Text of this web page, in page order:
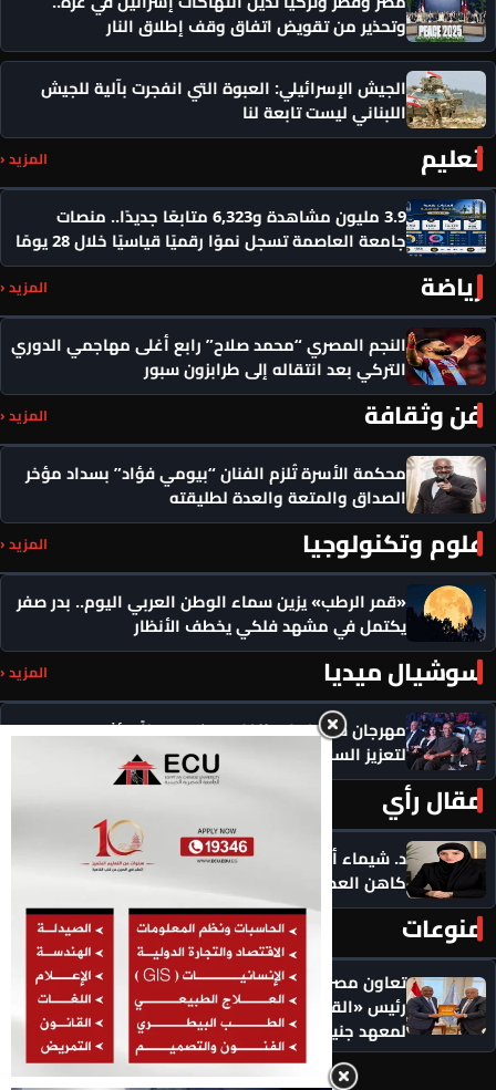
وتحذير من تقويض اتفاق وقف إطلاق النار
الجيش الإسرائيلي: العبوة التي انفجرت بآلية للجيش
اللبناني ليست تابعة لنا
تعليم المزيد ‹
3.9 مليون مشاهدة و6,323 متابعًا جديدًا.. منصات
جامعة العاصمة تسجل نموًا رقميًا قياسيًا خلال 28 يومًا
رياضة المزيد ‹
النجم المصري “محمد صلاح” رابع أغلى مهاجمي الدوري
التركي بعد انتقاله إلى طرابزون سبور
فن وثقافة المزيد ‹
محكمة الأسرة تُلزم الفنان “بيومي فؤاد” بسداد مؤخر
الصداق والمتعة والعدة لطليقته
علوم وتكنولوجيا المزيد ‹
«قمر الرطب» يزين سماء الوطن العربي اليوم.. بدر صفر
يكتمل في مشهد فلكي يخطف الأنظار
سوشيال ميديا المزيد ‹
مهرجان سيمفوني للفنون يكرم رموزاً مؤثرة ويدعو
لتعزيز السلام
مقال رأي
د. شيماء أحمدين تكتب .. حين يصبح الذكاء الاصطناعي
كاهن العصر: هل نستبدل التأمل بالاستهلاك؟
منوعات المزيد ‹
تعاون مصري ـ دولي لتعزيز حقوق الإنسان.. لقاء يجمع
رئيس «القومي لحقوق الإنسان» والمدير التنفيذي
لمعهد جنيف